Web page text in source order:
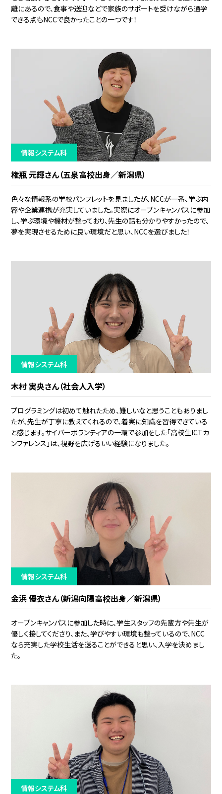
離にあるので、食事や送迎などで家族のサポートを受けながら通学
できる点もNCCで良かったことの一つです！
情報システム科
権瓶 元輝さん（五泉高校出身／新潟県）
色々な情報系の学校パンフレットを見ましたが、NCCが一番、学ぶ内
容や企業連携が充実していました。実際にオープンキャンパスに参加
し、学ぶ環境や機材が整っており、先生の話も分かりやすかったので、
夢を実現させるために良い環境だと思い、NCCを選びました！
情報システム科
木村 実央さん（社会人入学）
プログラミングは初めて触れたため、難しいなと思うこともありまし
たが、先生が丁寧に教えてくれるので、着実に知識を習得できている
と感じます。サイバーボランティアの一環で参加をした「高校生ICTカ
ンファレンス」は、視野を広げるいい経験になりました。
情報システム科
金浜 優衣さん（新潟向陽高校出身／新潟県）
オープンキャンパスに参加した時に、学生スタッフの先輩方や先生が
優しく接してくださり、また、学びやすい環境も整っているので、NCC
なら充実した学校生活を送ることができると思い、入学を決めまし
た。
情報システム科